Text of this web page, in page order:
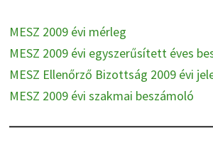
MESZ 2009 évi mérleg
MESZ 2009 évi egyszerűsített éves
MESZ Ellenőrző Bizottság 2009 évi
MESZ 2009 évi szakmai beszámoló